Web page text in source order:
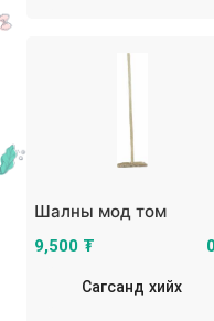
Шалны мод том
9,500 ₮
Сагсанд хийх